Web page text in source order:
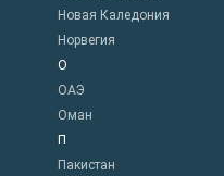
Новая Каледония
Норвегия
О
ОАЭ
Оман
П
Пакистан